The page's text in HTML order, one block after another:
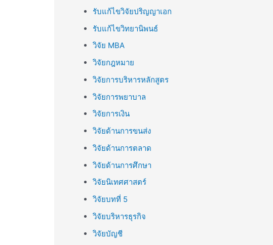
รับแก้ไขวิจัยปริญญาเอก
รับแก้ไขวิทยานิพนธ์
วิจัย MBA
วิจัยกฎหมาย
วิจัยการบริหารหลักสูตร
วิจัยการพยาบาล
วิจัยการเงิน
วิจัยด้านการขนส่ง
วิจัยด้านการตลาด
วิจัยด้านการศึกษา
วิจัยนิเทศศาสตร์
วิจัยบทที่ 5
วิจัยบริหารธุรกิจ
วิจัยบัญชี